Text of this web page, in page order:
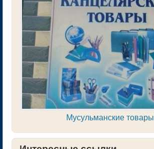
Мусульманские товары